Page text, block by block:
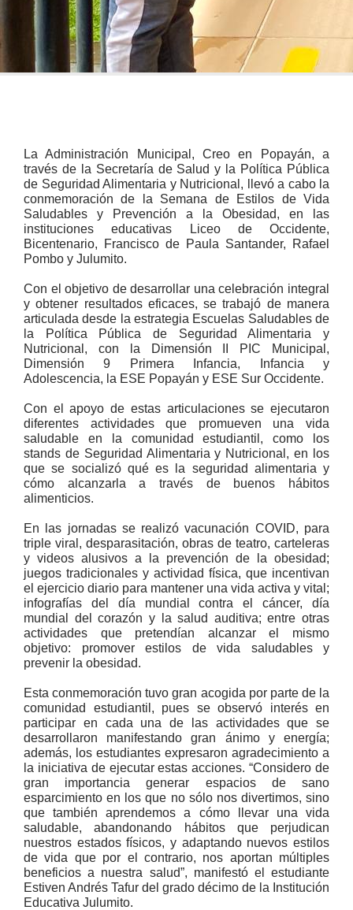
La Administración Municipal, Creo en Popayán, a
través de la Secretaría de Salud y la Política Pública
de Seguridad Alimentaria y Nutricional, llevó a cabo la
conmemoración de la Semana de Estilos de Vida
Saludables y Prevención a la Obesidad, en las
instituciones educativas Liceo de Occidente,
Bicentenario, Francisco de Paula Santander, Rafael
Pombo y Julumito.
Con el objetivo de desarrollar una celebración integral
y obtener resultados eficaces, se trabajó de manera
articulada desde la estrategia Escuelas Saludables de
la Política Pública de Seguridad Alimentaria y
Nutricional, con la Dimensión II PIC Municipal,
Dimensión 9 Primera Infancia, Infancia y
Adolescencia, la ESE Popayán y ESE Sur Occidente.
Con el apoyo de estas articulaciones se ejecutaron
diferentes actividades que promueven una vida
saludable en la comunidad estudiantil, como los
stands de Seguridad Alimentaria y Nutricional, en los
que se socializó qué es la seguridad alimentaria y
cómo alcanzarla a través de buenos hábitos
alimenticios.
En las jornadas se realizó vacunación COVID, para
triple viral, desparasitación, obras de teatro, carteleras
y videos alusivos a la prevención de la obesidad;
juegos tradicionales y actividad física, que incentivan
el ejercicio diario para mantener una vida activa y vital;
infografías del día mundial contra el cáncer, día
mundial del corazón y la salud auditiva; entre otras
actividades que pretendían alcanzar el mismo
objetivo: promover estilos de vida saludables y
prevenir la obesidad.
Esta conmemoración tuvo gran acogida por parte de la
comunidad estudiantil, pues se observó interés en
participar en cada una de las actividades que se
desarrollaron manifestando gran ánimo y energía;
además, los estudiantes expresaron agradecimiento a
la iniciativa de ejecutar estas acciones. “Considero de
gran importancia generar espacios de sano
esparcimiento en los que no sólo nos divertimos, sino
que también aprendemos a cómo llevar una vida
saludable, abandonando hábitos que perjudican
nuestros estados físicos, y adaptando nuevos estilos
de vida que por el contrario, nos aportan múltiples
beneficios a nuestra salud”, manifestó el estudiante
Estiven Andrés Tafur del grado décimo de la Institución
Educativa Julumito.